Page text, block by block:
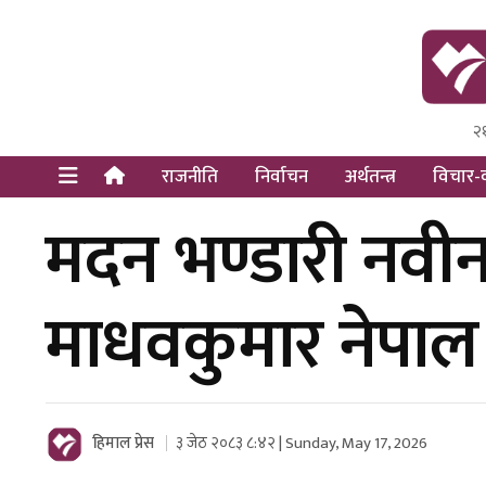
Himal
Dot
राजनीति निर्वाचन अर्थतन्त्र विचार-
मदन भण्डारी
माधवकुमार नेपाल
हिमाल प्रेस ३ जेठ २०८३ ८:४२ | Sunday, May 17, 2026